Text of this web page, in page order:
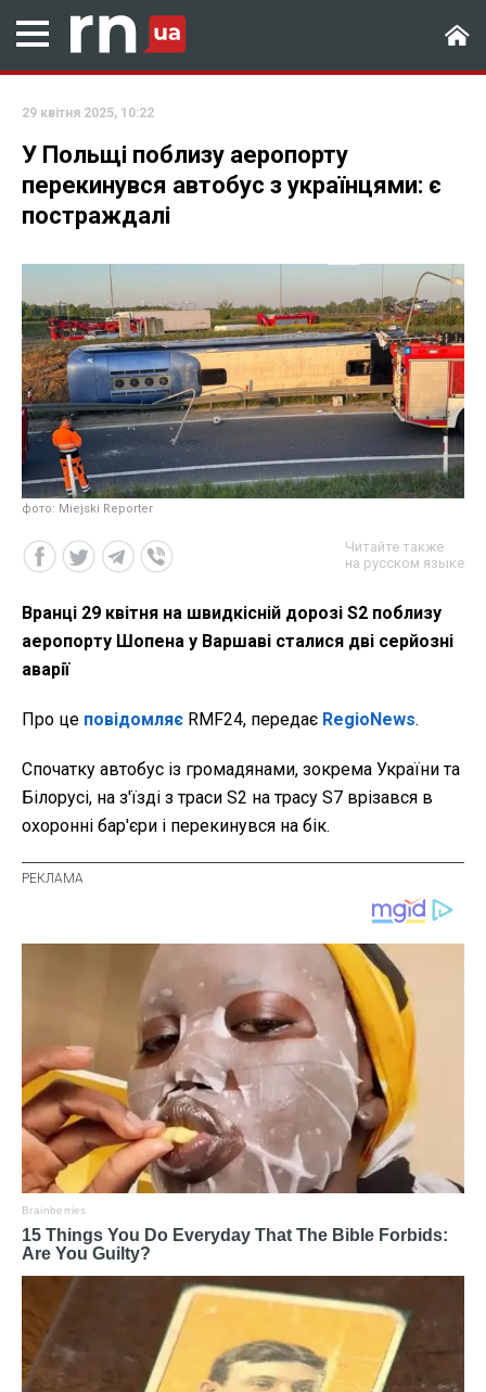
29 квітня 2025, 10:22
У Польщі поблизу аеропорту
перекинувся автобус з українцями: є
постраждалі
фото: Miejski Reporter
Читайте также
на русском языке
Вранці 29 квітня на швидкісній дорозі S2 поблизу
аеропорту Шопена у Варшаві сталися дві серйозні
аварії
Про це повідомляє RMF24, передає RegioNews.
Спочатку автобус із громадянами, зокрема України та
Білорусі, на з'їзді з траси S2 на трасу S7 врізався в
охоронні бар'єри і перекинувся на бік.